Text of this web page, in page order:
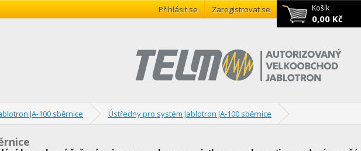
Košík
0,00 Kč
Přihlásit se Zaregistrovat se
JA-100 sběrnice Ústředny pro systém Jablotron JA-100 sběrnice